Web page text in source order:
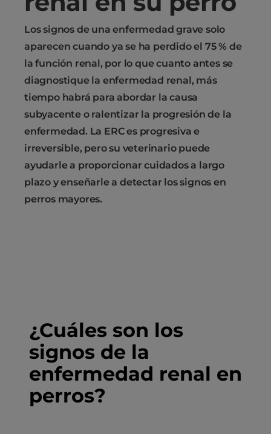
Los signos de una enfermedad grave solo
aparecen cuando ya se ha perdido el 75 % de
la función renal, por lo que cuanto antes se
diagnostique la enfermedad renal, más
tiempo habrá para abordar la causa
subyacente o ralentizar la progresión de la
enfermedad. La ERC es progresiva e
irreversible, pero su veterinario puede
ayudarle a proporcionar cuidados a largo
plazo y enseñarle a detectar los signos en
perros mayores.
¿Cuáles son los
signos de la
enfermedad renal en
perros?